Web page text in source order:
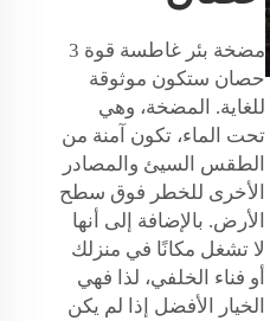
مضخة بئر غاطسة قوة 3
حصان ستكون موثوقة
للغاية. المضخة، وهي
تحت الماء، تكون آمنة من
الطقس السيئ والمصادر
الأخرى للخطر فوق سطح
الأرض. بالإضافة إلى أنها
لا تشغل مكانًا في منزلك
أو فناء الخلفي، لذا فهي
الخيار الأفضل إذا لم يكن